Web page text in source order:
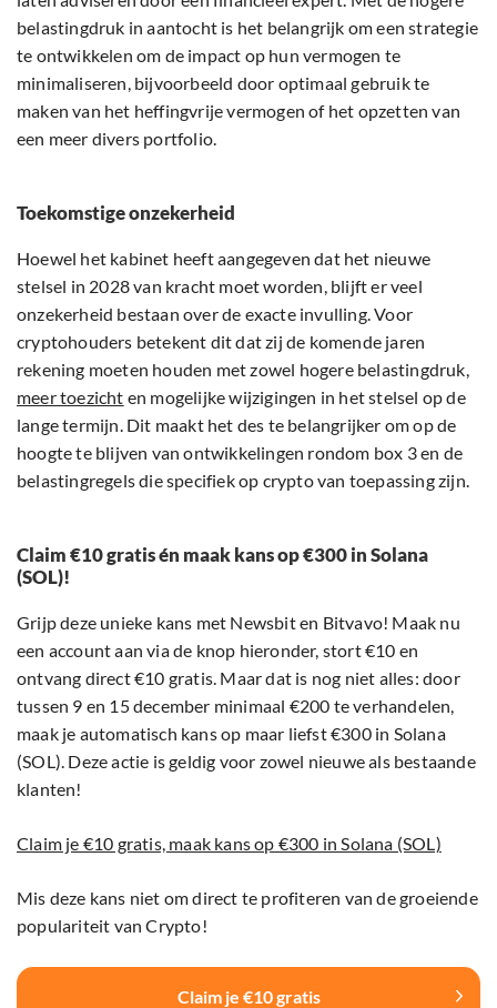
belastingdruk in aantocht is het belangrijk om een strategie
te ontwikkelen om de impact op hun vermogen te
minimaliseren, bijvoorbeeld door optimaal gebruik te
maken van het heffingvrije vermogen of het opzetten van
een meer divers portfolio.
Toekomstige onzekerheid
Hoewel het kabinet heeft aangegeven dat het nieuwe
stelsel in 2028 van kracht moet worden, blijft er veel
onzekerheid bestaan over de exacte invulling. Voor
cryptohouders betekent dit dat zij de komende jaren
rekening moeten houden met zowel hogere belastingdruk,
meer toezicht en mogelijke wijzigingen in het stelsel op de
lange termijn. Dit maakt het des te belangrijker om op de
hoogte te blijven van ontwikkelingen rondom box 3 en de
belastingregels die specifiek op crypto van toepassing zijn.
Claim €10 gratis én maak kans op €300 in Solana
(SOL)!
Grijp deze unieke kans met Newsbit en Bitvavo! Maak nu
een account aan via de knop hieronder, stort €10 en
ontvang direct €10 gratis. Maar dat is nog niet alles: door
tussen 9 en 15 december minimaal €200 te verhandelen,
maak je automatisch kans op maar liefst €300 in Solana
(SOL). Deze actie is geldig voor zowel nieuwe als bestaande
klanten!
Claim je €10 gratis, maak kans op €300 in Solana (SOL)
Mis deze kans niet om direct te profiteren van de groeiende
populariteit van Crypto!
Claim je €10 gratis